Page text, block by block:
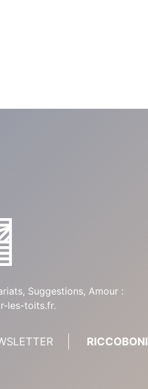
Suggestions, Amour :
les-toits.fr.
RICCOBONI